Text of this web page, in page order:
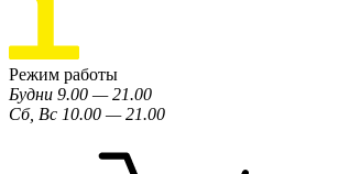
Режим работы
Будни 9.00 — 21.00
Сб, Вс 10.00 — 21.00